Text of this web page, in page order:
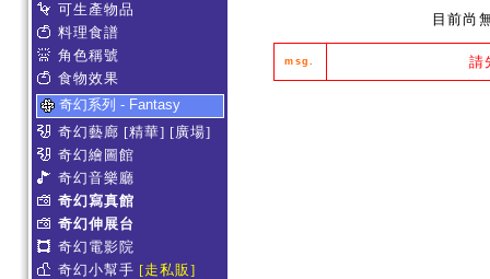
可生產物品
料理食譜
角色稱號
食物效果
奇幻系列 - Fantasy
奇幻藝廊 [精華] [廣場]
奇幻繪圖館
奇幻音樂廳
奇幻寫真館
奇幻伸展台
奇幻電影院
奇幻小幫手 [走私販]
目前尚
msg. 請